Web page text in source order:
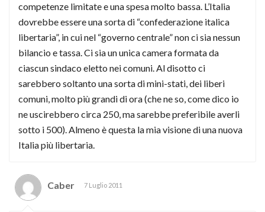
competenze limitate e una spesa molto bassa. L’Italia
dovrebbe essere una sorta di “confederazione italica
libertaria”, in cui nel “governo centrale” non ci sia nessun
bilancio e tassa. Ci sia un unica camera formata da
ciascun sindaco eletto nei comuni. Al disotto ci
sarebbero soltanto una sorta di mini-stati, dei liberi
comuni, molto più grandi di ora (che ne so, come dico io
ne uscirebbero circa 250, ma sarebbe preferibile averli
sotto i 500). Almeno è questa la mia visione di una nuova
Italia più libertaria.
Caber 7 Luglio 2011